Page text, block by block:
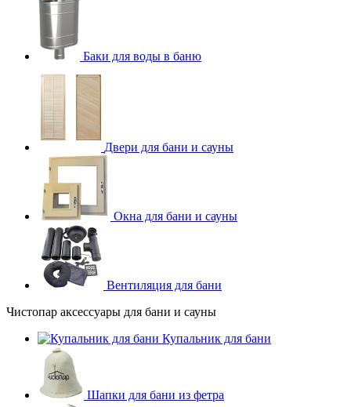
Баки для воды в баню
Двери для бани и сауны
Окна для бани и сауны
Вентиляция для бани
Чистопар аксессуары для бани и сауны
Купальник для бани
Шапки для бани из фетра